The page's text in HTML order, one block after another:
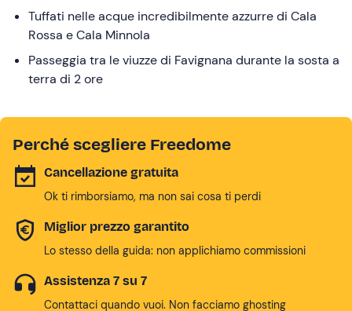
changing
dates.
Tuffati nelle acque incredibilmente azzurre di Cala
Rossa e Cala Minnola
Passeggia tra le viuzze di Favignana durante la sosta a
terra di 2 ore
Perché scegliere Freedome
Cancellazione gratuita
Ok ti rimborsiamo, ma non sai cosa ti perdi
Miglior prezzo garantito
Lo stesso della guida: non applichiamo commissioni
Assistenza 7 su 7
Contattaci quando vuoi. Non facciamo ghosting